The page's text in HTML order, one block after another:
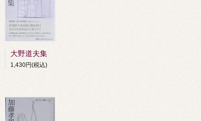
大野道夫集
1,430円(税込)